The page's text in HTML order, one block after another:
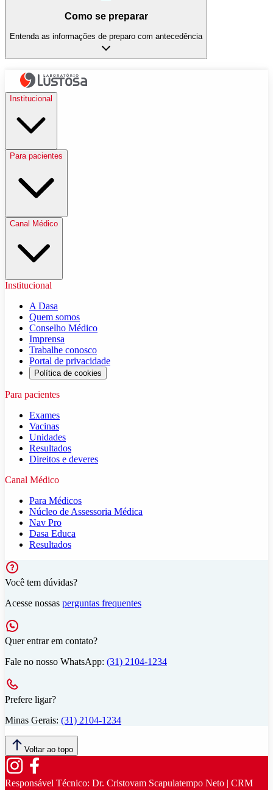
Como se preparar
Entenda as informações de preparo com antecedência
Institucional
Para pacientes
Canal Médico
Institucional
A Dasa
Quem somos
Conselho Médico
Imprensa
Trabalhe conosco
Portal de privacidade
Política de cookies
Para pacientes
Exames
Vacinas
Unidades
Resultados
Direitos e deveres
Canal Médico
Para Médicos
Núcleo de Assessoria Médica
Nav Pro
Dasa Educa
Resultados
Você tem dúvidas?
Acesse nossas perguntas frequentes
Quer entrar em contato?
Fale no nosso WhatsApp: (31) 2104-1234
Prefere ligar?
Minas Gerais: (31) 2104-1234
Voltar ao topo
Responsável Técnico: Dr. Cristovam Scapulatempo Neto | CRM